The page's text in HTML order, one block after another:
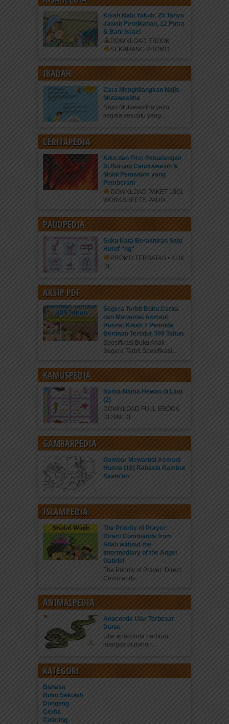
Kisah Nabi Yakub: 25 Tanya
Jawab Pernikahan, 12 Putra
& Bani Israel
DOWNLOAD EBOOK
SEKARANG PROMO...
IBADAH
Cara Menghilangkan Najis
Mutawasitha
Najis Mutawasitha yaitu
segala sesuatu yang...
CERITAPEDIA
Kiko dan Firo: Petualangan
Si Burung Cendrawasih &
Mobil Pemadam yang
Pemberani
DOWNLOAD PAKET 1001
WORKSHEETS PAUD...
PAUDPEDIA
Suku Kata Berakhiran Satu
Huruf “ng”
PROMO TERBATAS • KLIK
DI...
ARSIP PDF
Segera Terbit Buku Cerita
dan Mewarnai Asmaul
Husna: Kisah 7 Pemuda
Beriman Tertidur 309 Tahun
Spesifikasi Buku Anak
Segera Terbit Spesifikasi...
KAMUSPEDIA
Nama-Nama Hewan di Laut
(2)
DOWNLOAD FULL EBOOK
DI SINI DI...
GAMBARPEDIA
Gambar Mewarnai Asmaul
Husna (16) Rahasia Rambut
Syam’un
ISLAMPEDIA
The Priority of Prayer:
Direct Commands from
Allah without the
Intermediary of the Angel
Gabriel
The Priority of Prayer: Direct
Commands...
ANIMALPEDIA
Anaconda Ular Terbesar
Dunia
Ular anaconda berburu
mangsa di pohon...
KATEGORI
Bahasa
Buku Sekolah
Dongeng
Cerita
Coloring